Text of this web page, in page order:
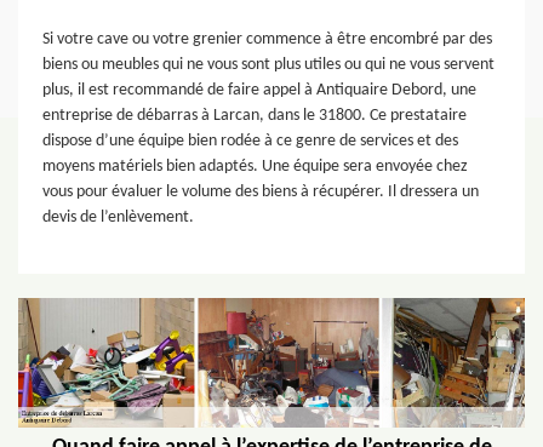
Si votre cave ou votre grenier commence à être encombré par des
biens ou meubles qui ne vous sont plus utiles ou qui ne vous servent
plus, il est recommandé de faire appel à Antiquaire Debord, une
entreprise de débarras à Larcan, dans le 31800. Ce prestataire
dispose d’une équipe bien rodée à ce genre de services et des
moyens matériels bien adaptés. Une équipe sera envoyée chez
vous pour évaluer le volume des biens à récupérer. Il dressera un
devis de l’enlèvement.